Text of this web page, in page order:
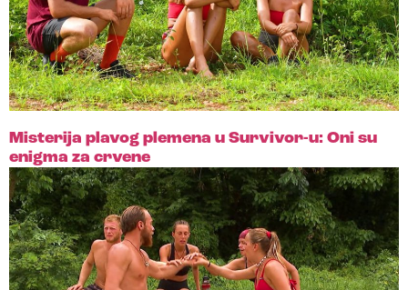
Misterija plavog plemena u Survivor-u: Oni su
enigma za crvene